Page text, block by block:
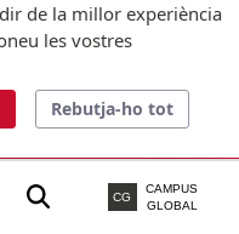
CG
CAMPUS
GLOBAL
Fabra
20 00
de la millor experiència
les vostres
Rebutja-ho tot